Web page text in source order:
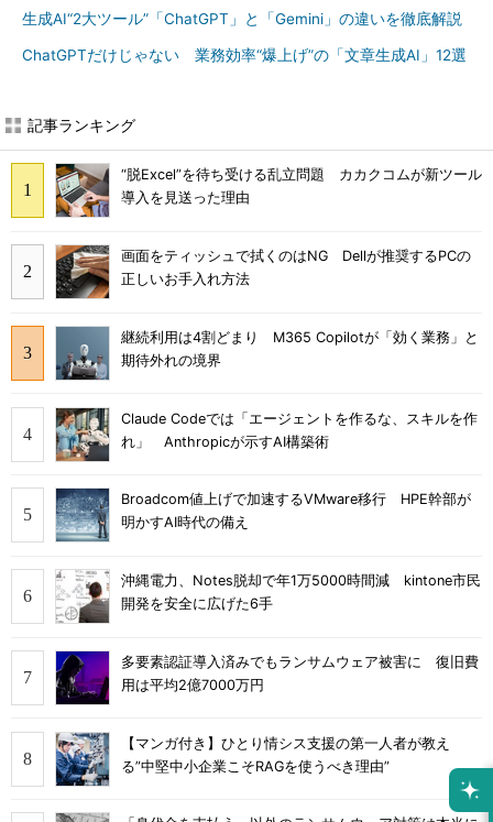
生成AI“2大ツール”「ChatGPT」と「Gemini」の違いを徹底解説
ChatGPTだけじゃない 業務効率“爆上げ”の「文章生成AI」12選
記事ランキング
“脱Excel”を待ち受ける乱立問題 カカクコムが新ツール
導入を見送った理由
画面をティッシュで拭くのはNG Dellが推奨するPCの
正しいお手入れ方法
継続利用は4割どまり M365 Copilotが「効く業務」と
期待外れの境界
Claude Codeでは「エージェントを作るな、スキルを作
れ」 Anthropicが示すAI構築術
Broadcom値上げで加速するVMware移行 HPE幹部が
明かすAI時代の備え
沖縄電力、Notes脱却で年1万5000時間減 kintone市民
開発を安全に広げた6手
多要素認証導入済みでもランサムウェア被害に 復旧費
用は平均2億7000万円
【マンガ付き】ひとり情シス支援の第一人者が教え
る”中堅中小企業こそRAGを使うべき理由”